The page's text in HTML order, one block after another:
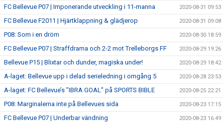
FC Bellevue P07 | Imponerande utveckling i 11-manna 2020-08-31 09:53
FC Bellevue F2011 | Hjärtklappning & glädjerop 2020-08-31 09:08
P08: Som i en dröm 2020-08-30 18:59
FC Bellevue P07 | Straffdrama och 2-2 mot Trelleborgs FF 2020-08-29 19:26
Bellevue P15 | Blixtar och dunder, magiska under! 2020-08-29 18:42
A-laget: Bellevue upp i delad serieledning i omgång 5 2020-08-28 23:53
A-laget: FC Bellevue’s ”IBRA GOAL” på SPORTS BIBLE 2020-08-25 22:21
P08: Marginalerna inte på Bellevues sida 2020-08-23 17:15
FC Bellevue P07 | Underbar vändning 2020-08-23 16:49